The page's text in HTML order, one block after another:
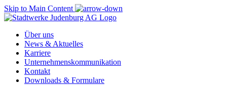
Skip to Main Content
Über uns
News & Aktuelles
Karriere
Unternehmenskommunikation
Kontakt
Downloads & Formulare